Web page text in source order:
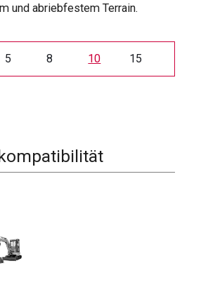
und abriebfestem Terrain.
5 8 10 15